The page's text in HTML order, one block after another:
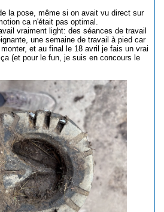
la pose, même si on avait vu direct sur
ca n'était pas optimal.
vraiment light: des séances de travail
une semaine de travail à pied car
et au final le 18 avril je fais un vrai
(et pour le fun, je suis en concours le